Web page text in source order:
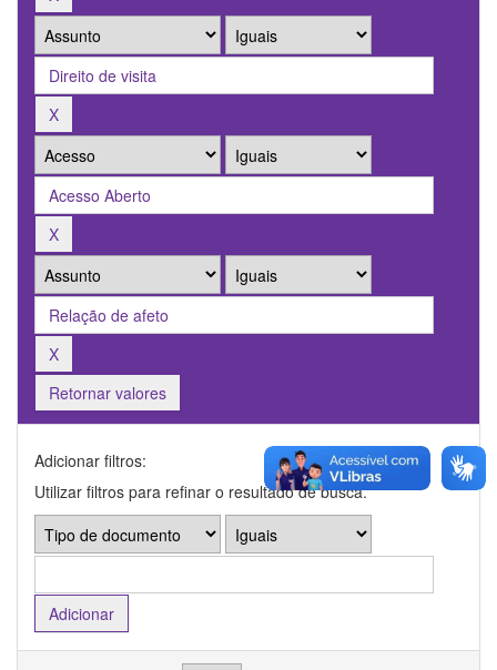
Retornar valores
Adicionar filtros:
Utilizar filtros para refinar o resultado de busca.